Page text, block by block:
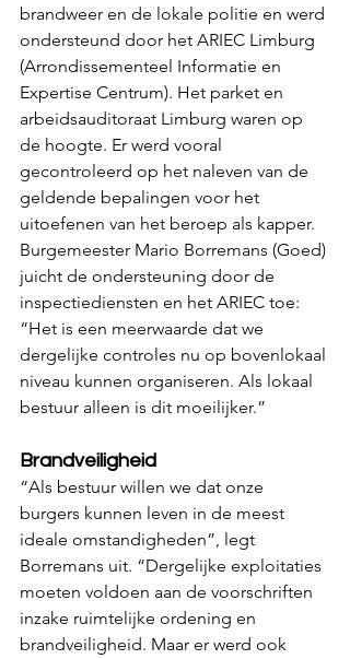
brandweer en de lokale politie en werd
ondersteund door het ARIEC Limburg
(Arrondissementeel Informatie en
Expertise Centrum). Het parket en
arbeidsauditoraat Limburg waren op
de hoogte. Er werd vooral
gecontroleerd op het naleven van de
geldende bepalingen voor het
uitoefenen van het beroep als kapper.
Burgemeester Mario Borremans (Goed)
juicht de ondersteuning door de
inspectiediensten en het ARIEC toe:
“Het is een meerwaarde dat we
dergelijke controles nu op bovenlokaal
niveau kunnen organiseren. Als lokaal
bestuur alleen is dit moeilijker.”
Brandveiligheid
“Als bestuur willen we dat onze
burgers kunnen leven in de meest
ideale omstandigheden”, legt
Borremans uit. “Dergelijke exploitaties
moeten voldoen aan de voorschriften
inzake ruimtelijke ordening en
brandveiligheid. Maar er werd ook